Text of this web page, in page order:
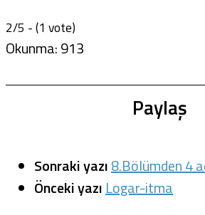
2/5 - (1 vote)
Okunma:913
Paylaş
Sonraki yazı8.Bölümden 4
Önceki yazı Logar-itma